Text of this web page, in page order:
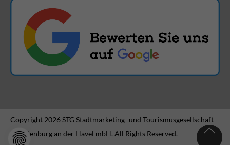
Copyright 2026 STG Stadtmarketing- und Tourismusgesellschaft
Brandenburg an der Havel mbH. All Rights Reserved.